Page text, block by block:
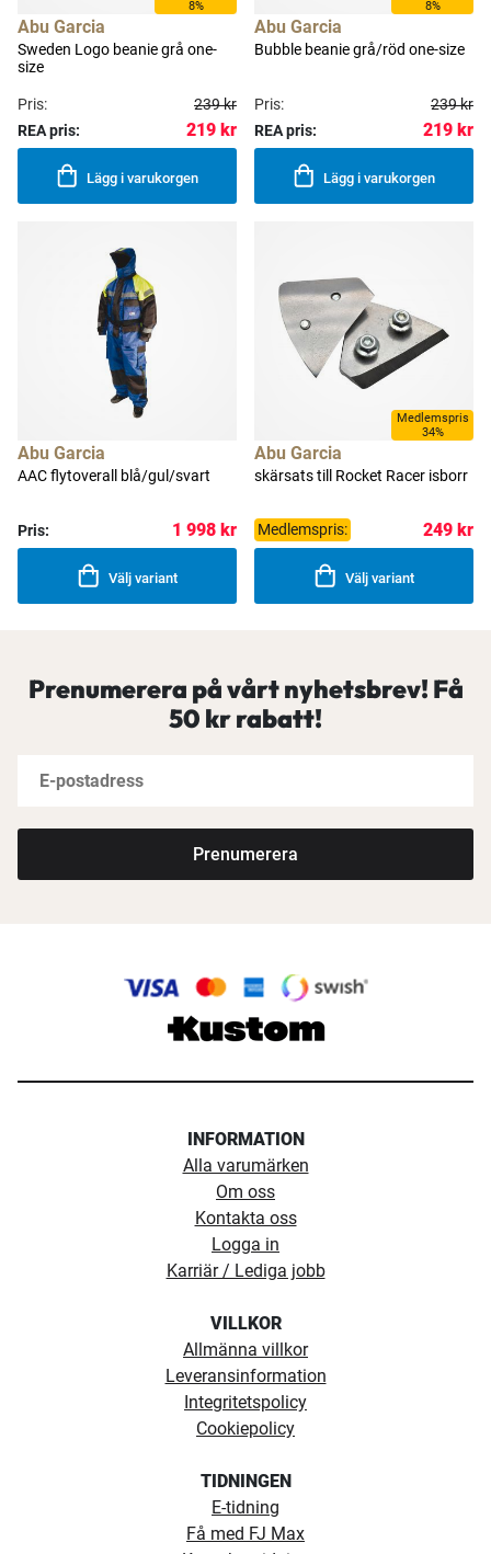
8%
Abu Garcia
Sweden Logo beanie grå one-
size
Pris:
239 kr
REA pris:
219 kr
Lägg i varukorgen
8%
Abu Garcia
Bubble beanie grå/röd one-size
Pris:
239 kr
REA pris:
219 kr
Lägg i varukorgen
Abu Garcia
AAC flytoverall blå/gul/svart
Pris: 1 998 kr
Välj variant
Medlemspris
34%
Abu Garcia
skärsats till Rocket Racer isborr
Medlemspris: 249 kr
Välj variant
Prenumerera på vårt nyhetsbrev! Få
50 kr rabatt!
Prenumerera
INFORMATION
Alla varumärken
Om oss
Kontakta oss
Logga in
Karriär / Lediga jobb
VILLKOR
Allmänna villkor
Leveransinformation
Integritetspolicy
Cookiepolicy
TIDNINGEN
E-tidning
Få med FJ Max